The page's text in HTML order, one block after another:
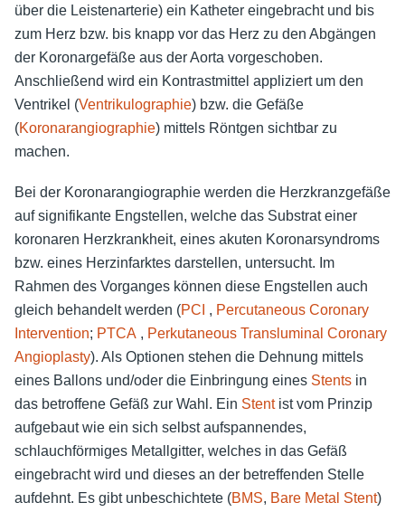
über die Leistenarterie) ein Katheter eingebracht und bis
zum Herz bzw. bis knapp vor das Herz zu den Abgängen
der Koronargefäße aus der Aorta vorgeschoben.
Anschließend wird ein Kontrastmittel appliziert um den
Ventrikel (Ventrikulographie) bzw. die Gefäße
(Koronarangiographie) mittels Röntgen sichtbar zu
machen.
Bei der Koronarangiographie werden die Herzkranzgefäße
auf signifikante Engstellen, welche das Substrat einer
koronaren Herzkrankheit, eines akuten Koronarsyndroms
bzw. eines Herzinfarktes darstellen, untersucht. Im
Rahmen des Vorganges können diese Engstellen auch
gleich behandelt werden (PCI , Percutaneous Coronary
Intervention; PTCA , Perkutaneous Transluminal Coronary
Angioplasty). Als Optionen stehen die Dehnung mittels
eines Ballons und/oder die Einbringung eines Stents in
das betroffene Gefäß zur Wahl. Ein Stentist vom Prinzip
aufgebaut wie ein sich selbst aufspannendes,
schlauchförmiges Metallgitter, welches in das Gefäß
eingebracht wird und dieses an der betreffenden Stelle
aufdehnt. Es gibt unbeschichtete (BMS, Bare Metal Stent)